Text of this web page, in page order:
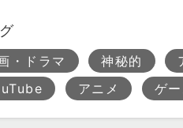
・ドラマ 神秘的
アニメ ゲ